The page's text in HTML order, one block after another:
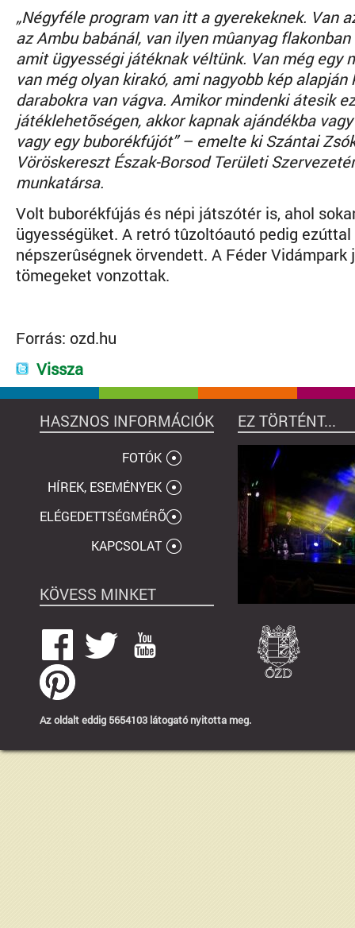
„Négyféle program van itt a gyerekeknek. Van
az Ambu babánál, van ilyen mûanyag
amit ügyességi játéknak véltünk. Van még egy
van még olyan kirakó, ami nagyobb kép alapján
darabokra van vágva. Amikor mindenki átesik
játéklehetõségen, akkor kapnak ajándékba
vagy egy buborékfújót” – emelte ki Szántai
Vöröskereszt Észak-Borsod Területi
munkatársa.
Volt buborékfújás és népi játszótér is, ahol
ügyességüket. A retró tûzoltóautó pedig ezúttal
népszerûségnek örvendett. A Féder
tömegeket vonzottak.
Forrás: ozd.hu
Vissza
HASZNOS INFORMÁCIÓK EZ TÖRTÉNT...
FOTÓK
HÍREK, ESEMÉNYEK
ELÉGEDETTSÉGMÉRÕ
KAPCSOLAT
KÖVESS MINKET
Az oldalt eddig 5654103 látogató nyitotta meg.